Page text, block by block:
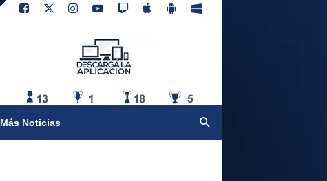
Más Noticias